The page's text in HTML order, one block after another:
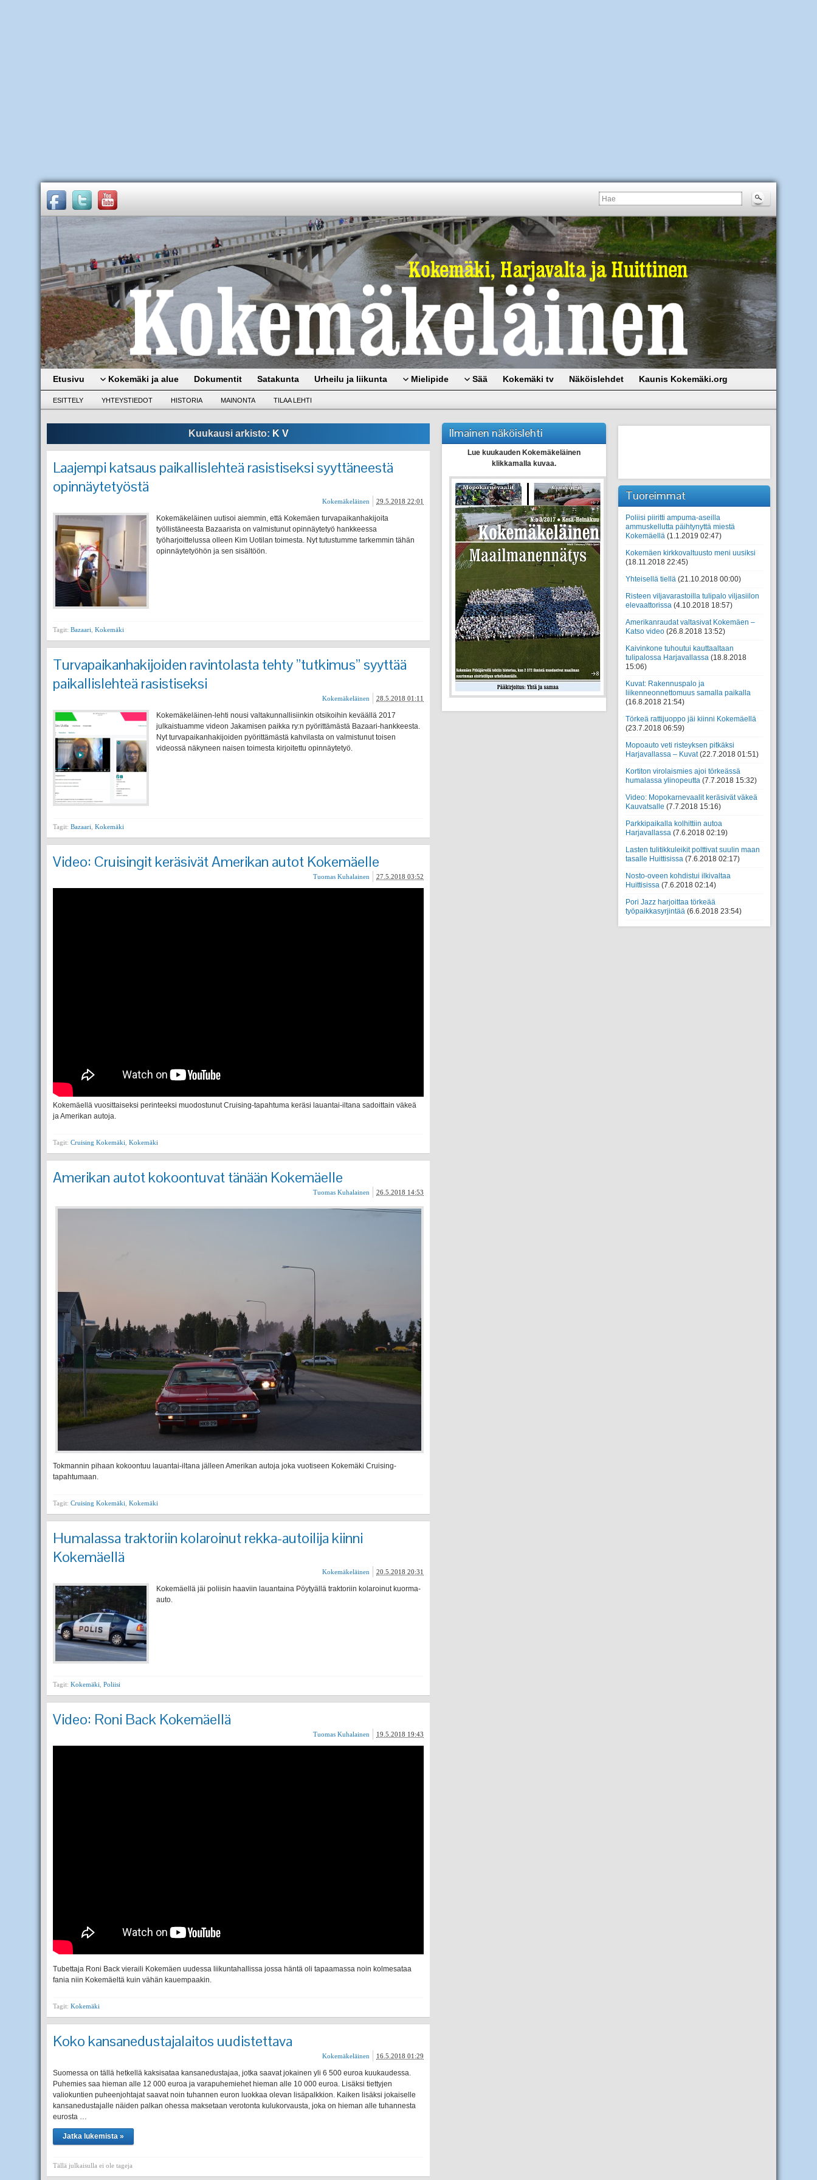
Etusivu Kokemäki ja alue Dokumentit Satakunta Urheilu ja liikunta Mielipide Sää Kokemäki tv Näköislehdet Kaunis Kokemäki.org
ESITTELY YHTEYSTIEDOT HISTORIA MAINONTA TILAA LEHTI
Kuukausi arkisto: K V
Laajempi katsaus paikallislehteä rasistiseksi syyttäneestä
opinnäytetyöstä
29.5.2018 22:01
Kokemäkeläinen
Kokemäkeläinen uutisoi aiemmin, että Kokemäen turvapaikanhakijoita
työllistäneesta Bazaarista on valmistunut opinnäytetyö hankkeessa
työharjoittelussa olleen Kim Uotilan toimesta. Nyt tutustumme tarkemmin tähän
opinnäytetyöhön ja sen sisältöön.
Tagit: Bazaari Kokemäki
Turvapaikanhakijoiden ravintolasta tehty ”tutkimus” syyttää
paikallislehteä rasistiseksi
28.5.2018 01:11
Kokemäkeläinen
Kokemäkeläinen-lehti nousi valtakunnallisiinkin otsikoihin keväällä 2017
julkaistuamme videon Jakamisen paikka ry:n pyörittämästä Bazaari-hankkeesta.
Nyt turvapaikanhakijoiden pyörittämästä kahvilasta on valmistunut toisen
videossä näkyneen naisen toimesta kirjoitettu opinnäytetyö.
Tagit: Bazaari Kokemäki
Video: Cruisingit keräsivät Amerikan autot Kokemäelle
27.5.2018 03:52
Tuomas Kuhalainen
Kokemäellä vuosittaiseksi perinteeksi muodostunut Cruising-tapahtuma keräsi lauantai-iltana sadoittain väkeä
ja Amerikan autoja.
Tagit: Cruising Kokemäki Kokemäki
Amerikan autot kokoontuvat tänään Kokemäelle
26.5.2018 14:53
Tuomas Kuhalainen
Tokmannin pihaan kokoontuu lauantai-iltana jälleen Amerikan autoja joka vuotiseen Kokemäki Cruising-
tapahtumaan.
Tagit: Cruising Kokemäki Kokemäki
Humalassa traktoriin kolaroinut rekka-autoilija kiinni
Kokemäellä
20.5.2018 20:31
Kokemäkeläinen
Kokemäellä jäi poliisin haaviin lauantaina Pöytyällä traktoriin kolaroinut kuorma-
auto.
Tagit: Kokemäki Poliisi
Video: Roni Back Kokemäellä
19.5.2018 19:43
Tuomas Kuhalainen
Tubettaja Roni Back vieraili Kokemäen uudessa liikuntahallissa jossa häntä oli tapaamassa noin kolmesataa
fania niin Kokemäeltä kuin vähän kauempaakin.
Tagit: Kokemäki
Koko kansanedustajalaitos uudistettava
16.5.2018 01:29
Kokemäkeläinen
Suomessa on tällä hetkellä kaksisataa kansanedustajaa, jotka saavat jokainen yli 6 500 euroa kuukaudessa.
Puhemies saa hieman alle 12 000 euroa ja varapuhemiehet hieman alle 10 000 euroa. Lisäksi tiettyjen
valiokuntien puheenjohtajat saavat noin tuhannen euron luokkaa olevan lisäpalkkion. Kaiken lisäksi jokaiselle
kansanedustajalle näiden palkan ohessa maksetaan verotonta kulukorvausta, joka on hieman alle tuhannesta
eurosta …
Jatka lukemista »
Tällä julkaisulla ei ole tageja
Ilmainen näköislehti
Lue kuukauden Kokemäkeläinen
klikkamalla kuvaa.
Tuoreimmat
Poliisi piiritti ampuma-aseilla
ammuskellutta päihtynyttä miestä
Kokemäellä (1.1.2019 02:47)
Kokemäen kirkkovaltuusto meni uusiksi
(18.11.2018 22:45)
Yhteisellä tiellä (21.10.2018 00:00)
Risteen viljavarastoilla tulipalo viljasiilon
elevaattorissa (4.10.2018 18:57)
Amerikanraudat valtasivat Kokemäen –
Katso video (26.8.2018 13:52)
Kaivinkone tuhoutui kauttaaltaan
tulipalossa Harjavallassa (18.8.2018
15:06)
Kuvat: Rakennuspalo ja
liikenneonnettomuus samalla paikalla
(16.8.2018 21:54)
Törkeä rattijuoppo jäi kiinni Kokemäellä
(23.7.2018 06:59)
Mopoauto veti risteyksen pitkäksi
Harjavallassa – Kuvat (22.7.2018 01:51)
Kortiton virolaismies ajoi törkeässä
humalassa ylinopeutta (7.7.2018 15:32)
Video: Mopokarnevaalit keräsivät väkeä
Kauvatsalle (7.7.2018 15:16)
Parkkipaikalla kolhittiin autoa
Harjavallassa (7.6.2018 02:19)
Lasten tulitikkuleikit polttivat suulin maan
tasalle Huittisissa (7.6.2018 02:17)
Nosto-oveen kohdistui ilkivaltaa
Huittisissa (7.6.2018 02:14)
Pori Jazz harjoittaa törkeää
työpaikkasyrjintää (6.6.2018 23:54)